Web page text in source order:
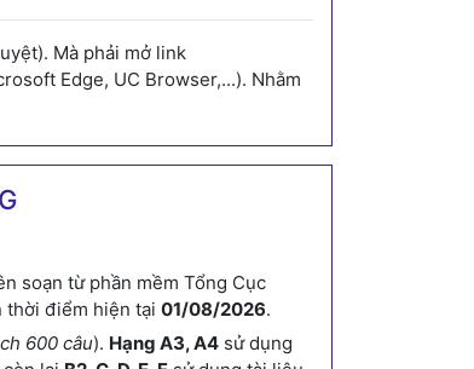
Mà phải mở link
Edge, UC Browser,...). Nhằm
soạn từ phần mềm Tổng Cục
thời điểm hiện tại 01/08/2026.
600 câu). Hạng A3, A4 sử dụng